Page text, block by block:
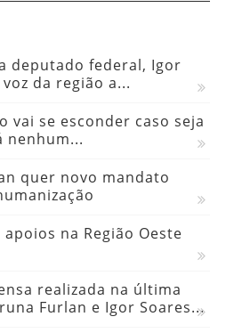
deputado federal, Igor
da região a...
vai se esconder caso seja
nenhum...
quer novo mandato
na Região Oeste
realizada na última
Furlan e Igor Soares...